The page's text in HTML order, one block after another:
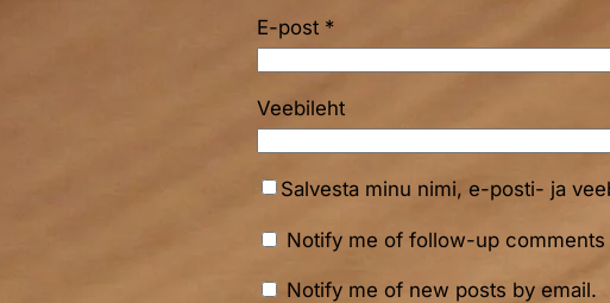
E-post *
Veebileht
Salvesta minu nimi, e-posti- ja
Notify me of follow-up comments
Notify me of new posts by email.